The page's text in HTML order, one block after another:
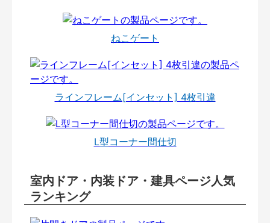
ねこゲート
ラインフレーム[インセット] 4枚引違
L型コーナー間仕切
室内ドア・内装ドア・建具ページ人気
ランキング